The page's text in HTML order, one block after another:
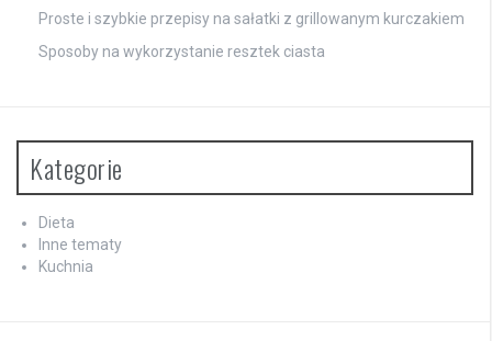
Proste i szybkie przepisy na sałatki z grillowanym kurczakiem
Sposoby na wykorzystanie resztek ciasta
Kategorie
Dieta
Inne tematy
Kuchnia